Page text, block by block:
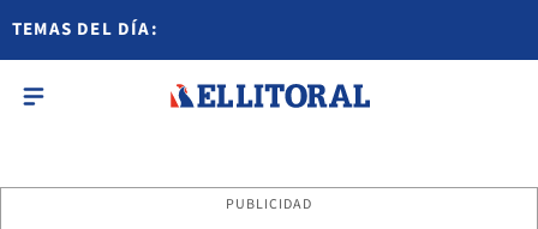
TEMAS DEL DÍA:
PUBLICIDAD